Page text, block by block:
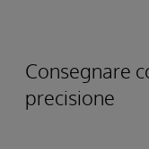
Consegnare
precisione